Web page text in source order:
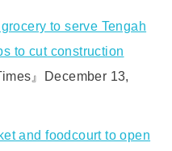
to serve Tengah
to cut construction
』December 13,
and foodcourt to open